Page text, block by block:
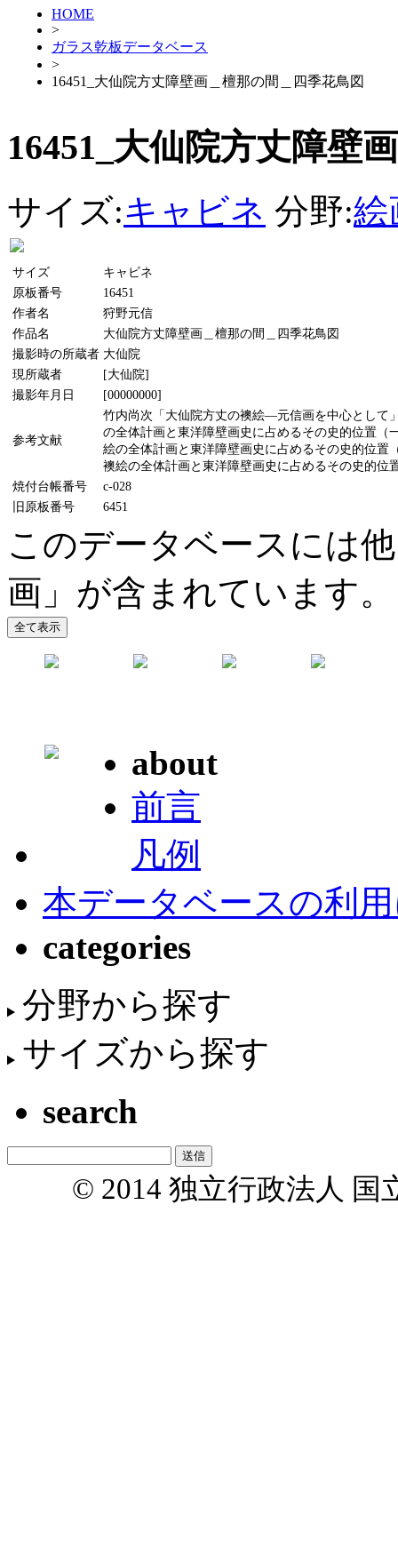
HOME
>
ガラス乾板データベース
>
16451_大仙院方丈障壁画＿檀那の間＿四季花鳥図
16451_大仙院方丈障壁
サイズ:キャビネ 分野:絵
サイズ
キャビネ
原板番号
16451
作者名
狩野元信
作品名
大仙院方丈障壁画＿檀那の間＿四季花鳥図
撮影時の所蔵者 大仙院
現所蔵者
[大仙院]
撮影年月日
[00000000]
参考文献
竹内尚次「大仙院方丈の襖絵―元信画を中心として
の全体計画と東洋障壁画史に占めるその史的位置（
絵の全体計画と東洋障壁画史に占めるその史的位置
襖絵の全体計画と東洋障壁画史に占めるその史的位
焼付台帳番号
c-028
旧原板番号
6451
このデータベースには
画」が含まれています。
about
前言
凡例
本データベースの利
categories
分野から探す
サイズから探す
search
© 2014 独立行政法人 国